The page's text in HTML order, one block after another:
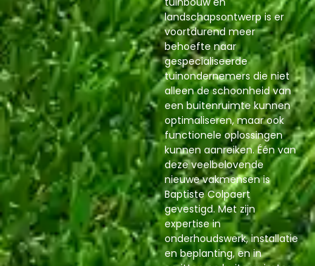
landschapsontwerp is er
voortdurend meer
behoefte naar
gespecialiseerde
tuinondernemers die niet
alleen de schoonheid van
een buitenruimte kunnen
optimaliseren, maar ook
functionele oplossingen
kunnen aanreiken. Één van
deze veelbelovende
nieuwe vakmensen is
Baptiste Colpaert
gevestigd. Met zijn
expertise in
onderhoudswerk, installatie
en beplanting, en in